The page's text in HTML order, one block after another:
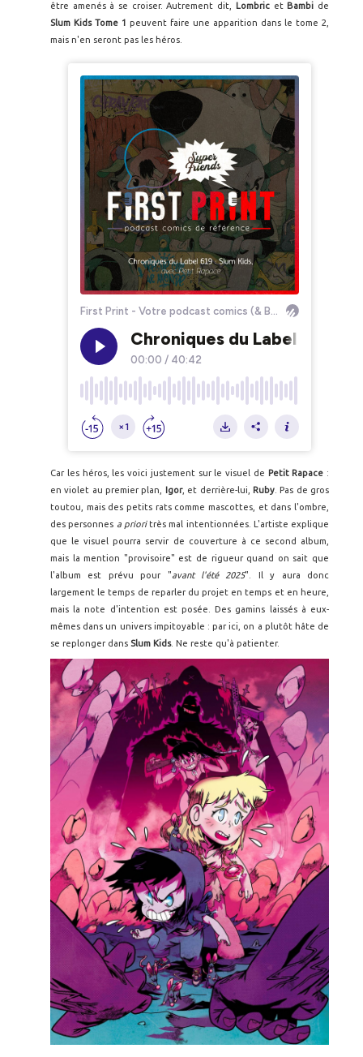
être amenés à se croiser. Autrement dit,
Lombric et Bambi de
Slum Kids Tome 1 peuvent faire une apparition dans le tome 2,
mais n'en seront pas les héros.
Car les héros, les voici justement sur le visuel de Petit Rapace :
en violet au premier plan,
Igor, et derrière-lui, Ruby. Pas de gros
toutou, mais des petits rats comme mascottes, et dans l'ombre,
des personnes a priori très mal intentionnées. L'artiste explique
que le visuel pourra servir de couverture à ce second album,
mais la mention "provisoire" est de rigueur quand on sait que
l'album est prévu pour "avant l'été 2025". Il y aura donc
largement le temps de reparler du projet en temps et en heure,
mais la note d'intention est posée. Des gamins laissés à eux-
mêmes dans un univers impitoyable : par ici, on a plutôt hâte de
se replonger dans Slum Kids. Ne reste qu'à patienter.